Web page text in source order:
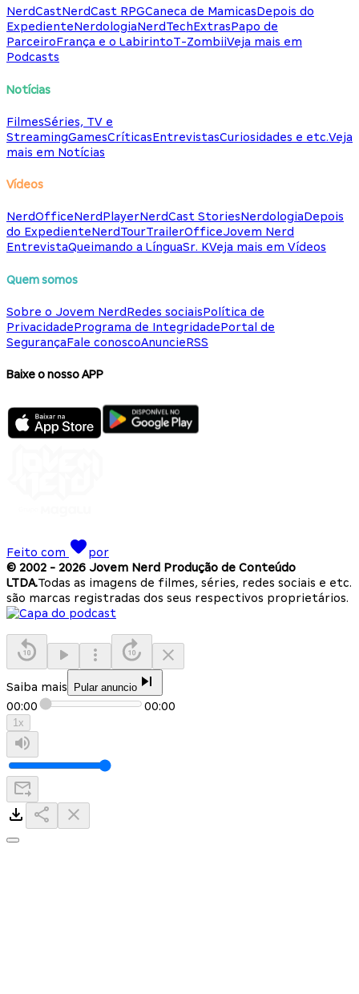
NerdCastNerdCast RPGCaneca de MamicasDepois do
ExpedienteNerdologiaNerdTechExtrasPapo de
ParceiroFrança e o LabirintoT-ZombiiVeja mais em
Podcasts
Notícias
FilmesSéries, TV e
StreamingGamesCríticasEntrevistasCuriosidades e etc.Veja
mais em Notícias
Vídeos
NerdOfficeNerdPlayerNerdCast StoriesNerdologiaDepois
do ExpedienteNerdTourTrailerOfficeJovem Nerd
EntrevistaQueimando a LínguaSr. KVeja mais em Vídeos
Quem somos
Sobre o Jovem NerdRedes sociaisPolítica de
PrivacidadePrograma de IntegridadePortal de
SegurançaFale conoscoAnuncieRSS
Baixe o nosso APP
Feito com
por
© 2002 - 2026 Jovem Nerd Produção de Conteúdo
LTDA.Todas as imagens de filmes, séries, redes sociais e etc.
são marcas registradas dos seus respectivos proprietários.
Saiba mais Pular anuncio
00:00 00:00
1x